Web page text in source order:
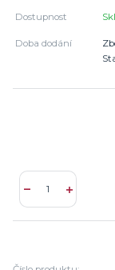
Dostupnost
Doba dodání